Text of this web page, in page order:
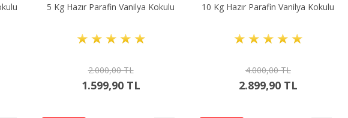
5 Kg Hazır Parafin Vanilya Kokulu
2.000,00 TL
1.599,90 TL
10 Kg Hazır Parafin Vanilya Kokulu
4.000,00 TL
2.899,90 TL